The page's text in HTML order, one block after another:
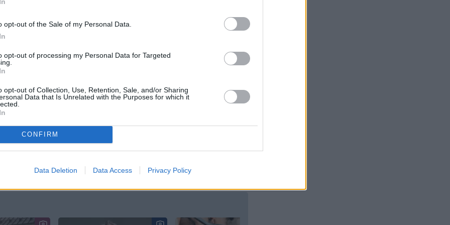
opt-out of the Sale of my Personal Data.
opt-out of processing my Personal Data for Targeted
opt-out of Collection, Use, Retention, Sale, and/or Sharing
Data that Is Unrelated with the Purposes for which it
CONFIRM
Data Deletion Data Access Privacy Policy
autortiesību objekts Autortiesību likuma izpratnē, un tā
lasi
JAUNĀKIE
profilu vai kādu no šiem sociālo tīklu profiliem.